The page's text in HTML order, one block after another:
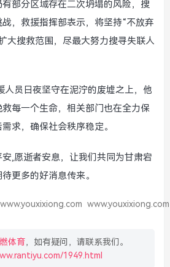
部分区域存在二次坍塌的风险，搜
，救援指挥部表示，将坚持“不放弃
大搜救范围，尽最大努力搜寻失联人
人员日夜坚守在泥泞的废墟之上，他
每一个生命，相关部门也在全力保
求，确保社会秩序稳定。
,愿逝者安息，让我们共同为甘肃宕
更多的好消息传来。
www.youxixiong.com www.youxixiong.com
燃体育，如有疑问，请联系我们。
1949.html